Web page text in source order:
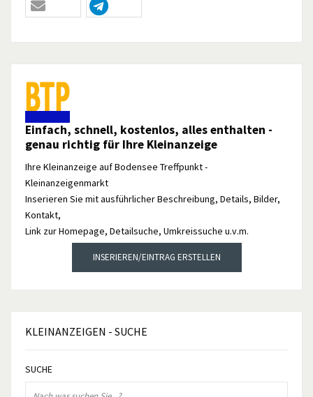
Einfach, schnell, kostenlos, alles enthalten -
genau richtig für Ihre Kleinanzeige
Ihre Kleinanzeige auf Bodensee Treffpunkt -
Kleinanzeigenmarkt
Inserieren Sie mit ausführlicher Beschreibung, Details, Bilder,
Kontakt,
Link zur Homepage, Detailsuche, Umkreissuche u.v.m.
INSERIEREN/EINTRAG ERSTELLEN
KLEINANZEIGEN - SUCHE
SUCHE